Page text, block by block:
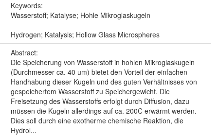
Keywords:
Wasserstoff; Katalyse; Hohle Mikroglaskugeln
Hydrogen; Katalysis; Hollow Glass Microspheres
Abstract:
Die Speicherung von Wasserstoff in hohlen Mikroglaskugeln
(Durchmesser ca. 40 um) bietet den Vorteil der einfachen
Handhabung dieser Kugeln und des guten Verhältnisses von
gespeichertem Wasserstoff zu Speichergewicht. Die
Freisetzung des Wasserstoffs erfolgt durch Diffusion, dazu
müssen die Kugeln allerdings auf ca. 200C erwärmt werden.
Dies soll durch eine exotherme chemische Reaktion, die
Hydrol...